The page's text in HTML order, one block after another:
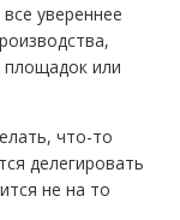
увереннее
площадок или
что-то
делегировать
не на то